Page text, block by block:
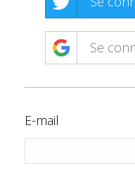
Se
E-mail